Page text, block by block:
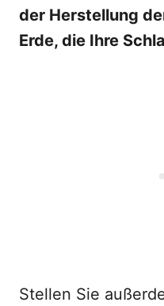
der Herstellung
Erde, die Ihre
Stellen Sie